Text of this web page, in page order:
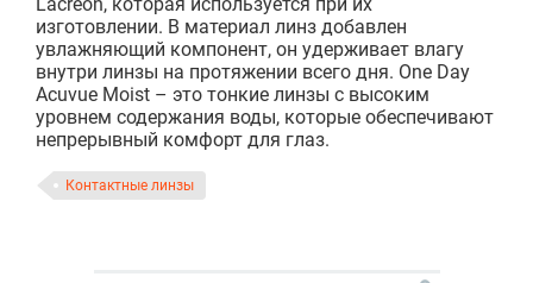
изготовлении. В материал линз добавлен
увлажняющий компонент, он удерживает влагу
внутри линзы на протяжении всего дня. One Day
Acuvue Moist – это тонкие линзы с высоким
уровнем содержания воды, которые обеспечивают
непрерывный комфорт для глаз.
Контактные линзы